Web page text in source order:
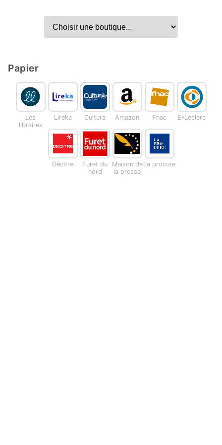
Papier
Les
libraires
Lireka Cultura Amazon Fnac E-Leclerc
Décitre
Furet du
nord
Maison de
la presse
La procure